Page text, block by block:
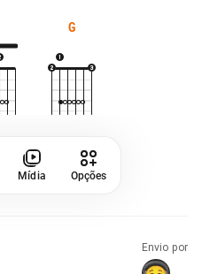
G
Mídia Opções
Envio por